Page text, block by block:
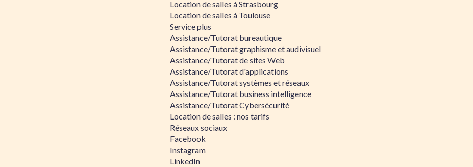
Location de salles à Strasbourg
Location de salles à Toulouse
Service plus
Assistance/Tutorat bureautique
Assistance/Tutorat graphisme et audivisuel
Assistance/Tutorat de sites Web
Assistance/Tutorat d'applications
Assistance/Tutorat systèmes et réseaux
Assistance/Tutorat business intelligence
Assistance/Tutorat Cybersécurité
Location de salles : nos tarifs
Réseaux sociaux
Facebook
Instagram
LinkedIn